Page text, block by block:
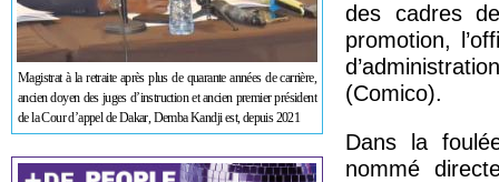
Magistrat à la retraite après plus de quarante années de carrière,
ancien doyen des juges d’instruction et ancien premier président
de la Cour d’appel de Dakar, Demba Kandji est, depuis 2021
des cadres
promotion,
(Comico).
Dans la
nommé